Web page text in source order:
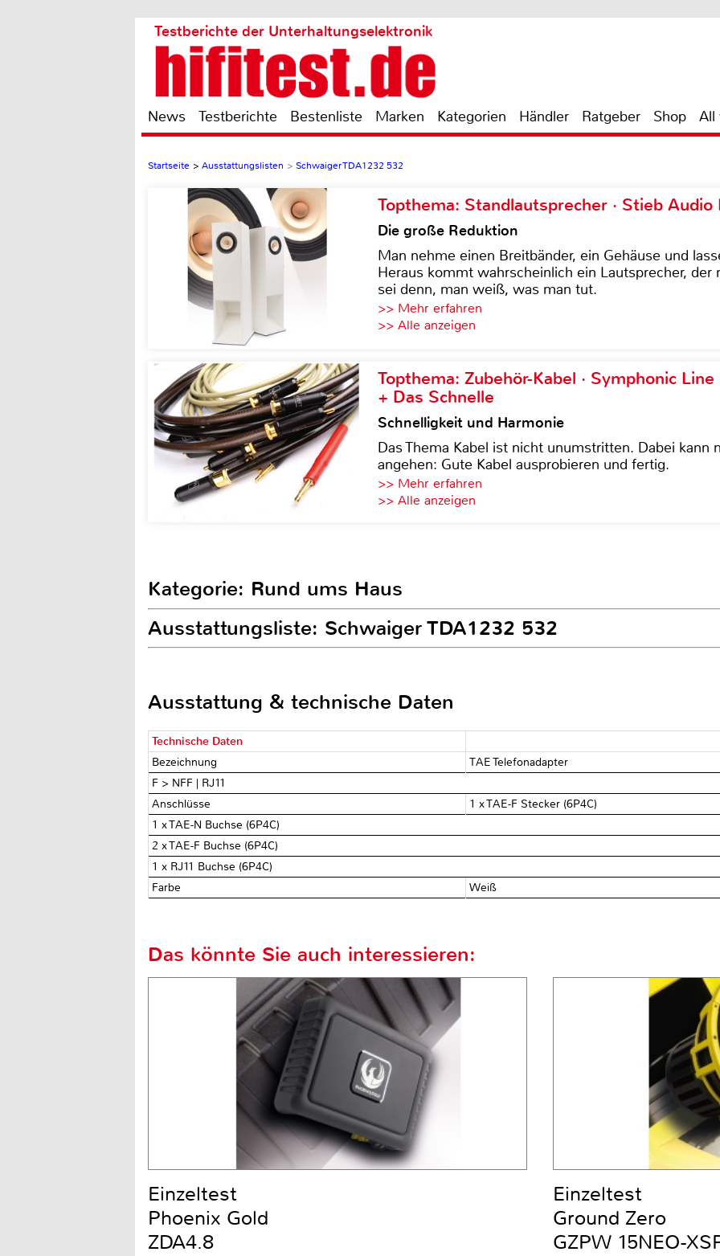
Testberichte der Unterhaltungselektronik
News Testberichte Bestenliste Marken Kategorien Händler Ratgeber Shop All
Startseite > Ausstattungslisten > Schwaiger TDA1232 532
Topthema: Standlautsprecher · Stieb Audio
Die große Reduktion
Man nehme einen Breitbänder, ein Gehäuse und
Heraus kommt wahrscheinlich ein Lautsprecher,
sei denn, man weiß, was man tut.
>> Mehr erfahren
>> Alle anzeigen
Topthema: Zubehör-Kabel · Symphonic
+ Das Schnelle
Schnelligkeit und Harmonie
Das Thema Kabel ist nicht unumstritten. Dabei kann
angehen: Gute Kabel ausprobieren und fertig.
>> Mehr erfahren
>> Alle anzeigen
Kategorie: Rund ums Haus
Ausstattungsliste: Schwaiger TDA1232 532
Ausstattung & technische Daten
Technische Daten
Bezeichnung
TAE Telefonadapter
F > NFF | RJ11
Anschlüsse
1 x TAE-F Stecker (6P4C)
1 x TAE-N Buchse (6P4C)
2 x TAE-F Buchse (6P4C)
1 x RJ11 Buchse (6P4C)
Farbe
Weiß
Das könnte Sie auch interessieren:
Einzeltest
Phoenix Gold
ZDA4.8
Einzeltest
Ground Zero
GZPW 15NEO-